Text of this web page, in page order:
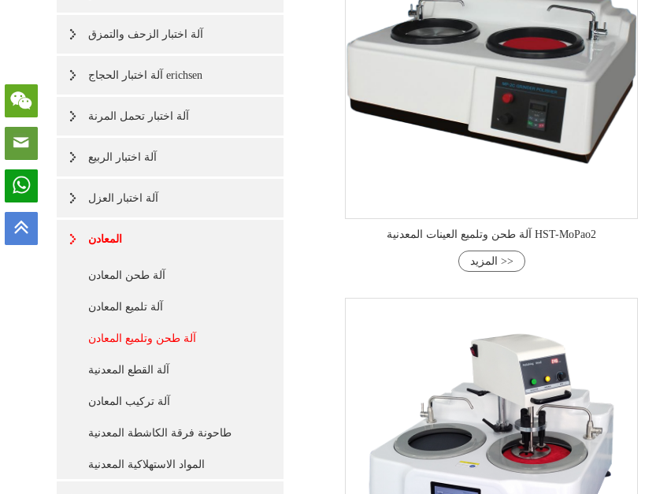
آلة اختبار الزحف والتمزق
آلة اختبار الحجاج erichsen
آلة اختبار تحمل المرنة
آلة اختبار الربيع
آلة اختبار العزل
المعادن
آلة طحن المعادن
آلة تلميع المعادن
آلة طحن وتلميع المعادن
آلة القطع المعدنية
آلة تركيب المعادن
طاحونة فرقة الكاشطة المعدنية
المواد الاستهلاكية المعدنية
آلة طحن وتلميع العينات المعدنية HST-MoPao2
المزيد >>